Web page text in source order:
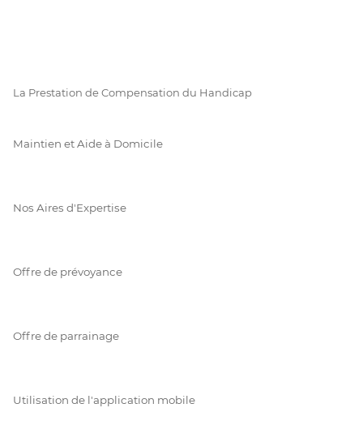
La Prestation de Compensation du Handicap
Maintien et Aide à Domicile
Nos Aires d'Expertise
Offre de prévoyance
Offre de parrainage
Utilisation de l'application mobile